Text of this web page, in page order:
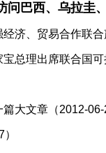
巴西、乌拉圭
济、贸易合作联合
理出席联合国可
大文章（2012-06-